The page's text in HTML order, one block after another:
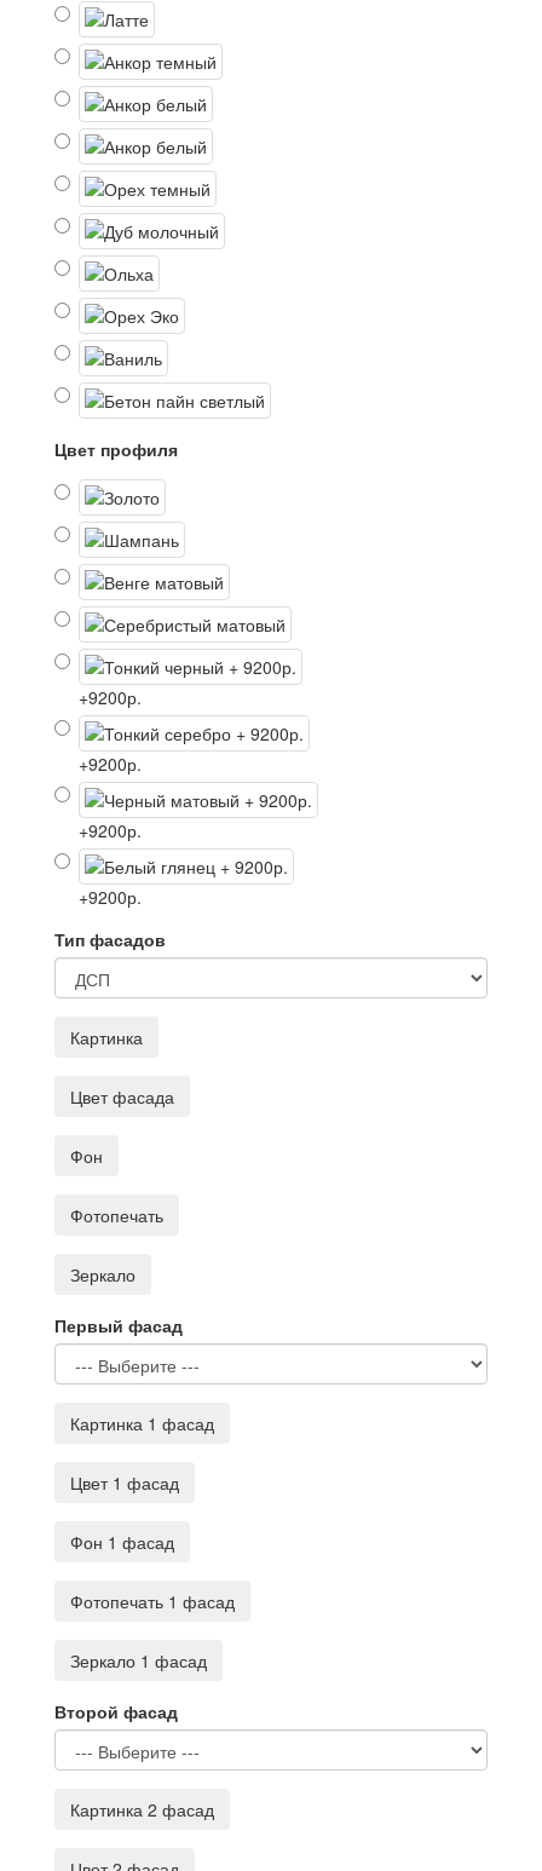
Цвет профиля
+9200р.
+9200р.
+9200р.
+9200р.
Тип фасадов
Картинка
Цвет фасада
Фон
Фотопечать
Зеркало
Первый фасад
Картинка 1 фасад
Цвет 1 фасад
Фон 1 фасад
Фотопечать 1 фасад
Зеркало 1 фасад
Второй фасад
Картинка 2 фасад